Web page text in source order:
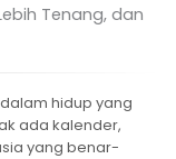
Tenang, dan
hidup yang
ada kalender,
yang benar-